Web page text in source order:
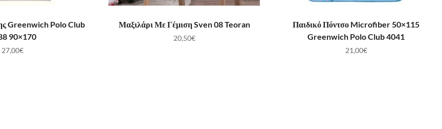
ΣΤΟ ΚΑΛΆΘΙ
Greenwich Polo Club
90×170
27,00€
ΠΡΟΣΘΉΚΗ ΣΤΟ ΚΑΛΆΘΙ
Μαξιλάρι Με Γέμιση Sven 08 Teoran
20,50€
ΠΡΟΣΘΉΚΗ ΣΤΟ ΚΑΛΆΘΙ
Παιδικό Πόντσο Microfiber 50×115
Greenwich Polo Club 4041
21,00€